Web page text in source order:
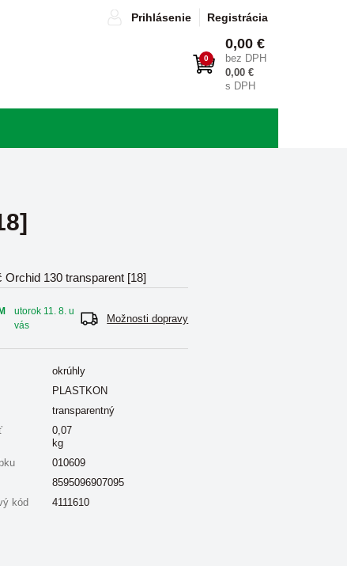
Prihlásenie Registrácia
0
0,00 €
bez DPH
0,00 €
s DPH
Orchid 130 transparent [18]
utorok 11. 8. u
vás
Možnosti dopravy
okrúhly
PLASTKON
transparentný
0,07
kg
010609
8595096907095
kód
4111610